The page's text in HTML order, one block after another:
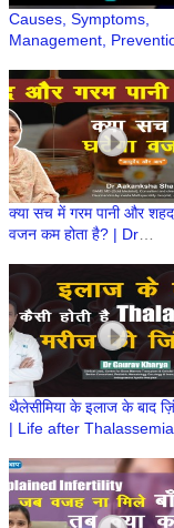
Causes, Symptoms,
Management,
Loss | Dr Pankaj Kumar
क्या सच में गरम पानी और
वजन कम होता है? | Dr
Ayurved aur Aap
थैलेसीमिया के इलाज के बाद
| Life after Thalassemia
Kharya | Episode 9